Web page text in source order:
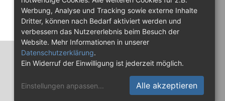
Werbung, Analyse und Tracking sowie externe Inhalte
Dritter, können nach Bedarf aktiviert werden und
verbessern das Nutzererlebnis beim Besuch der
Website. Mehr Informationen in unserer
Datenschutzerklärung.
Ein Widerruf der Einwilligung ist jederzeit möglich.
Einstellungen anpassen... Alle akzeptieren